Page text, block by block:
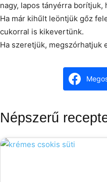
nagy, lapos tányérra borítjuk,
Ha már kihűlt leöntjük gőz
cukorral is kikevertünk.
Ha szeretjük, megszórhatjuk
Népszerű